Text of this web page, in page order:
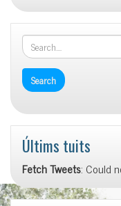
Últims tuits
Fetch Tweets: Could